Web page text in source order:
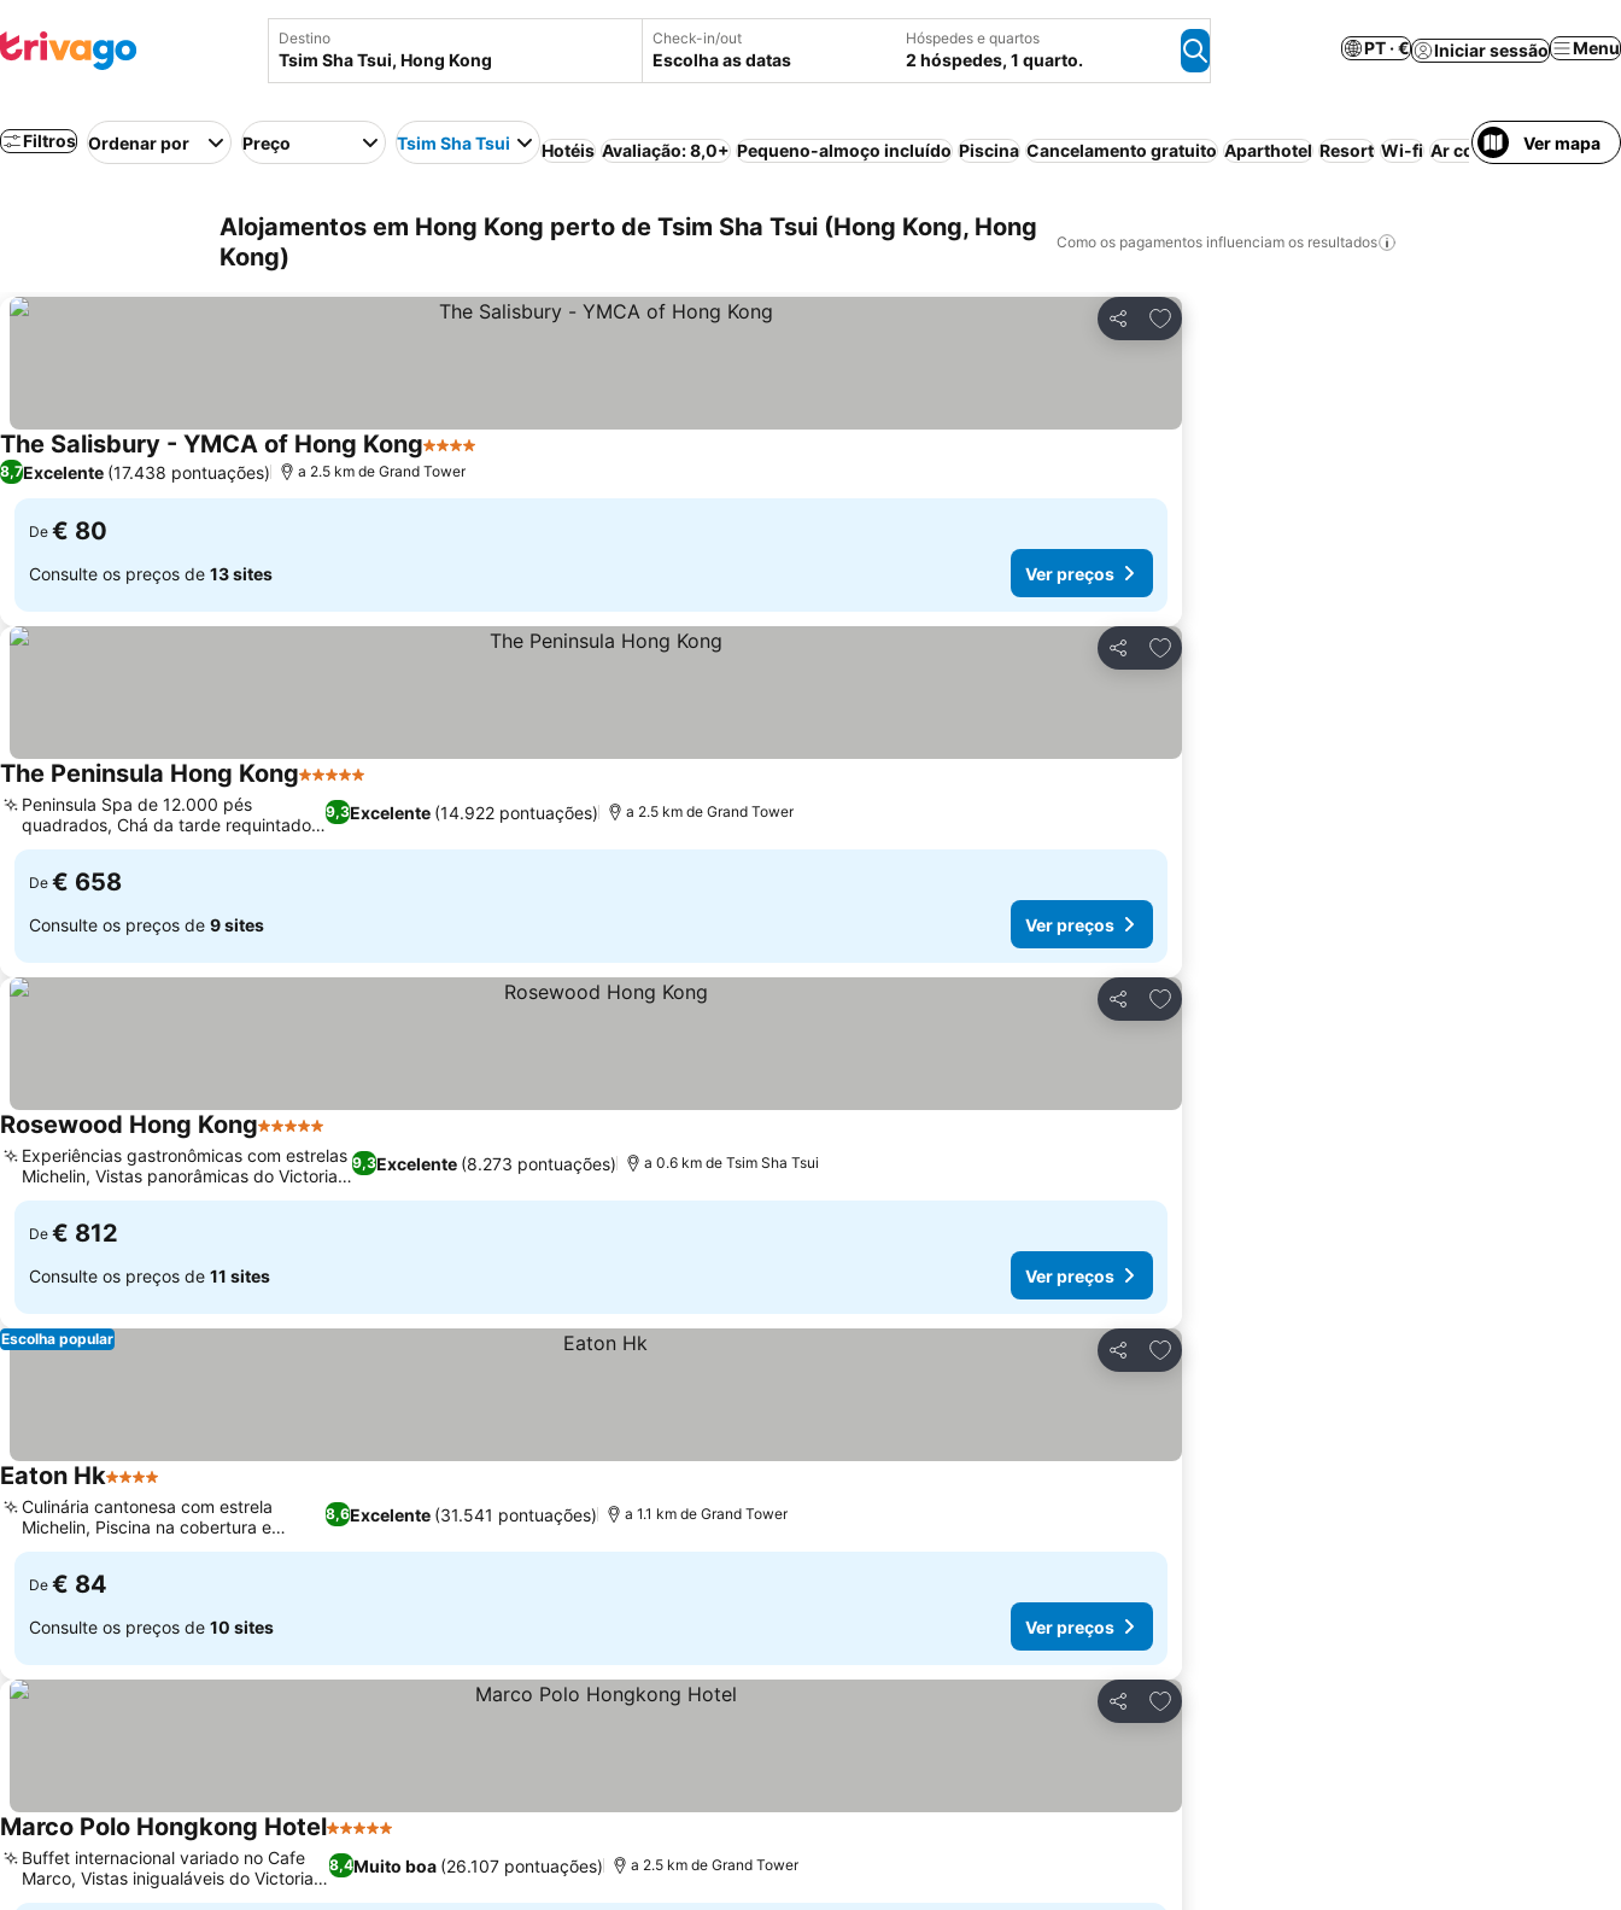
Destino Check-in/out
Escolha as datas
Hóspedes e quartos
2 hóspedes, 1 quarto.
PT · € Iniciar sessão Menu
Filtros Ordenar por Preço Tsim Sha Tsui Hotéis Avaliação: 8,0+ Pequeno-almoço incluído Piscina Cancelamento gratuito Aparthotel Resort Wi-fi Ar condicionado
Ver mapa
Alojamentos em Hong Kong perto de Tsim Sha Tsui (Hong Kong, Hong
Kong)
Como os pagamentos influenciam os resultados
Partilhar
Adicionar aos favoritos
The Salisbury - YMCA of Hong Kong4 Estrelas
8,7Excelente (17.438 pontuações) a 2.5 km de Grand Tower
De € 80
Consulte os preços de 13 sites Ver preços
Partilhar
Adicionar aos favoritos
The Peninsula Hong Kong5 Estrelas
9,3Excelente (14.922 pontuações)
Peninsula Spa de 12.000 pés
quadrados, Chá da tarde requintado
no The Lobby
a 2.5 km de Grand Tower
De € 658
Consulte os preços de 9 sites Ver preços
Partilhar
Adicionar aos favoritos
Rosewood Hong Kong5 Estrelas
9,3Excelente (8.273 pontuações)
Experiências gastronômicas com estrelas
Michelin, Vistas panorâmicas do Victoria
Harbour
a 0.6 km de Tsim Sha Tsui
De € 812
Consulte os preços de 11 sites Ver preços
Partilhar
Adicionar aos favoritos
Escolha popular
Eaton Hk4 Estrelas
8,6Excelente (31.541 pontuações)
Culinária cantonesa com estrela
Michelin, Piscina na cobertura e
estúdio de yoga
a 1.1 km de Grand Tower
De € 84
Consulte os preços de 10 sites Ver preços
Partilhar
Adicionar aos favoritos
Marco Polo Hongkong Hotel5 Estrelas
8,4Muito boa (26.107 pontuações)
Buffet internacional variado no Cafe
Marco, Vistas inigualáveis do Victoria
Harbour
a 2.5 km de Grand Tower